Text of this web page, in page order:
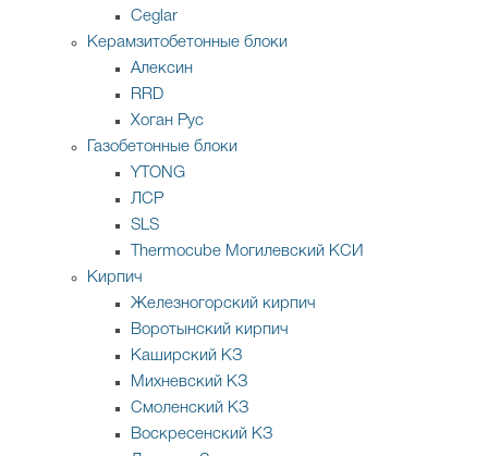
Ceglar
Керамзитобетонные блоки
Алексин
RRD
Хоган Рус
Газобетонные блоки
YTONG
ЛСР
SLS
Thermocube Могилевский КСИ
Кирпич
Железногорский кирпич
Воротынский кирпич
Каширский КЗ
Михневский КЗ
Смоленский КЗ
Воскресенский КЗ